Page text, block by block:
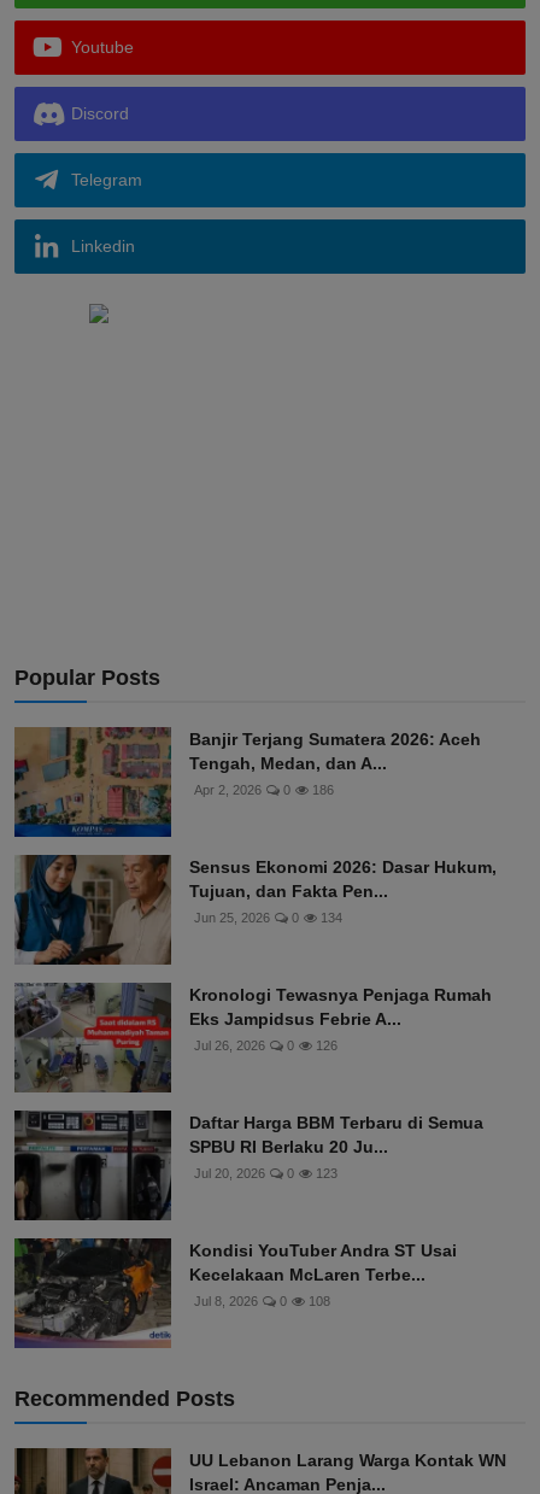
Youtube
Discord
Telegram
Linkedin
Popular Posts
Banjir Terjang Sumatera 2026: Aceh
Tengah, Medan, dan A...
Apr 2, 2026 0 186
Sensus Ekonomi 2026: Dasar Hukum,
Tujuan, dan Fakta Pen...
Jun 25, 2026 0 134
Kronologi Tewasnya Penjaga Rumah
Eks Jampidsus Febrie A...
Jul 26, 2026 0 126
Daftar Harga BBM Terbaru di Semua
SPBU RI Berlaku 20 Ju...
Jul 20, 2026 0 123
Kondisi YouTuber Andra ST Usai
Kecelakaan McLaren Terbe...
Jul 8, 2026 0 108
Recommended Posts
UU Lebanon Larang Warga Kontak WN
Israel: Ancaman Penja...